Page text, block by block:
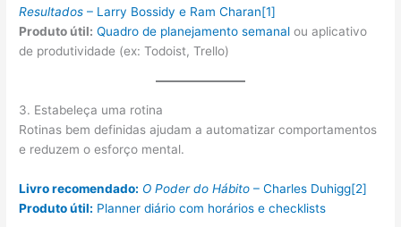
Resultados – Larry Bossidy e Ram Charan[1]
Produto útil: Quadro de planejamento semanal ou aplicativo
de produtividade (ex: Todoist, Trello)
3. Estabeleça uma rotina
Rotinas bem definidas ajudam a automatizar comportamentos
e reduzem o esforço mental.
Livro recomendado: O Poder do Hábito – Charles Duhigg[2]
Produto útil: Planner diário com horários e checklists